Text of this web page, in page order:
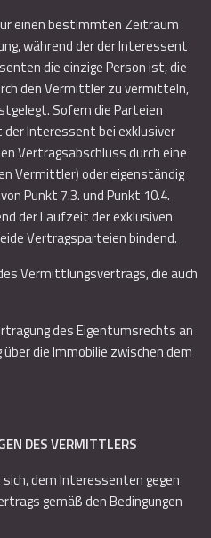
einen bestimmten Zeitraum
während der der Interessent
die einzige Person ist, die
den Vermittler zu vermitteln,
Sofern die Parteien
Interessent bei exklusiver
Vertragsabschluss durch eine
Vermittler) oder eigenständig
Punkt 7.3. und Punkt 10.4.
der Laufzeit der exklusiven
Vertragsparteien bindend.
Vermittlungsvertrags, die auch
des Eigentumsrechts an
die Immobilie zwischen dem
DES VERMITTLERS
dem Interessenten gegen
gemäß den Bedingungen